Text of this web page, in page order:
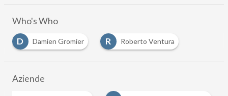
Who's Who
D
Damien Gromier R Roberto Ventura
Aziende